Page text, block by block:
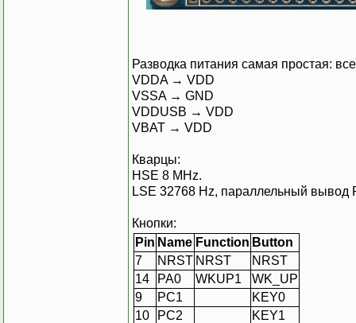
Разводка питания самая простая:
VDDA → VDD
VSSA → GND
VDDUSB → VDD
VBAT → VDD
Кварцы:
HSE 8 MHz.
LSE 32768 Hz, параллельный вывод
Кнопки:
Pin Name Function Button
7
NRST NRST
NRST
14
PA0 WKUP1
WK_UP
9
PC1
KEY0
10
PC2 KEY1